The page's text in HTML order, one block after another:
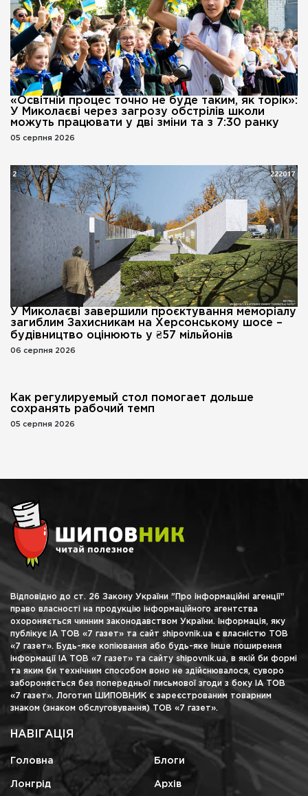
«Освітній процес точно не буде таким, як торік»:
У Миколаєві через загрозу обстрілів школи
можуть працювати у дві зміни та з 7:30 ранку
05 серпня 2026
У Миколаєві завершили проєктування меморіалу
загиблим Захисникам на Херсонському шосе –
будівництво оцінюють у ₴57 мільйонів
06 серпня 2026
Как регулируемый стол помогает дольше
сохранять рабочий темп
05 серпня 2026
Відповідно до ст. 26 Закону України "Про інформаційні агенції"
право власності на продукцію інформаційного агентства
охороняється чинним законодавством України. Інформація, яку
публікує ІА ТОВ «7 газет» та сайт shipovnik.ua є власністю ТОВ
«7 газет». Будь-яке копіювання або будь-яке інше поширення
інформації ІА ТОВ «7 газет» та сайту shipovnik.ua, в якій би формі
та яким би технічним способом воно не здійснювалося, суворо
забороняється без попередньої письмової згоди з боку ІА ТОВ
«7 газет». Логотип ШИПОВНИК є зареєстрованим товарним
знаком (знаком обслуговування) ТОВ «7 газет».
НАВІГАЦІЯ
Головна Блоги
Лонгрід Архів